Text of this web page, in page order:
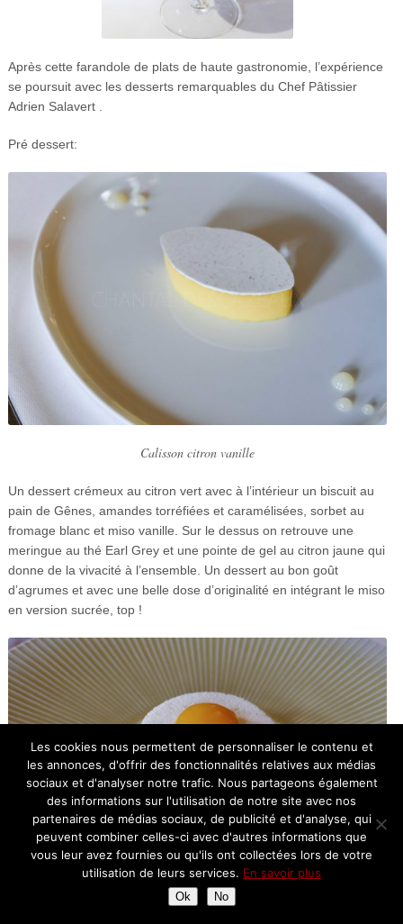
Après cette farandole de plats de haute gastronomie, l’expérience
se poursuit avec les desserts remarquables du Chef Pâtissier
Adrien Salavert .
Pré dessert:
Calisson citron vanille
Un dessert crémeux au citron vert avec à l’intérieur un biscuit au
pain de Gênes, amandes torréfiées et caramélisées, sorbet au
fromage blanc et miso vanille.
Sur le dessus on retrouve une
meringue au thé Earl Grey et une pointe de gel au citron jaune qui
donne de la vivacité à l’ensemble. Un dessert au bon goût
d’agrumes et avec une belle dose d’originalité en intégrant le miso
en version sucrée, top !
Les cookies nous permettent de personnaliser le contenu et
les annonces, d'offrir des fonctionnalités relatives aux médias
sociaux et d'analyser notre trafic. Nous partageons également
des informations sur l'utilisation de notre site avec nos
partenaires de médias sociaux, de publicité et d'analyse, qui
peuvent combiner celles-ci avec d'autres informations que
vous leur avez fournies ou qu'ils ont collectées lors de votre
utilisation de leurs services. En savoir plus
Ok No